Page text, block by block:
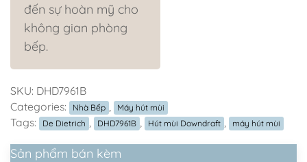
đến sự hoàn mỹ cho
không gian phòng
bếp.
SKU: DHD7961B
Categories:
Nhà Bếp , Máy hút mùi
Tags: De Dietrich , DHD7961B , Hút mùi Downdraft , máy hút mùi
Sản phẩm bán kèm